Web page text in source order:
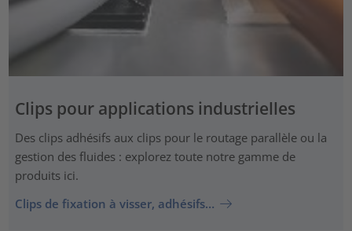
Clips pour applications industrielles
Des clips adhésifs aux clips pour le routage parallèle ou la
gestion des fluides : explorez toute notre gamme de
produits ici.
Clips de fixation à visser, adhésifs…